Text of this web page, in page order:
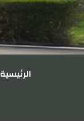
الرئيسية